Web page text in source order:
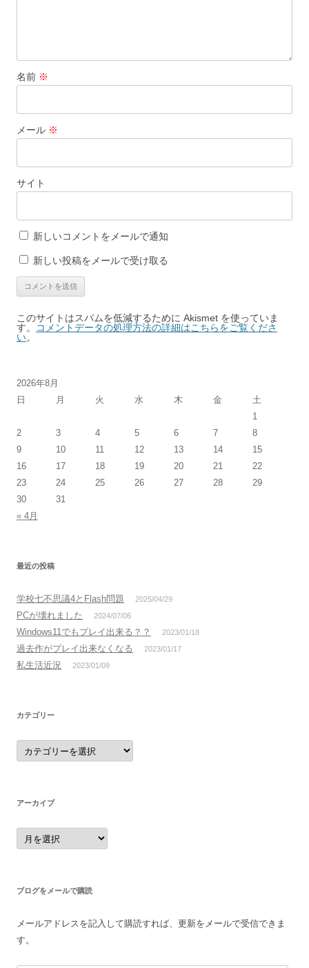
名前 ※
メール ※
サイト
新しいコメントをメールで通知
新しい投稿をメールで受け取る
このサイトはスパムを低減するために Akismet を使っていま
す。
コメントデータの処理方法の詳細はこちらをご覧くださ
い。
2026年8月
日
月 火 水 木 金
土
1
2
3 4 5 6 7
8
9
10 11 12 13 14
15
16
17 18 19 20 21
22
23
24 25 26 27 28
29
30
31
« 4月
最近の投稿
学校七不思議4とFlash問題 2025/04/29
PCが壊れました 2024/07/06
Windows11でもプレイ出来る？？ 2023/01/18
過去作がプレイ出来なくなる 2023/01/17
私生活近況 2023/01/09
カテゴリー
カ
テ
ゴ
アーカイブ
ア
ー
カ
ブログをメールで購読
メールアドレスを記入して購読すれば、更新をメールで受信できま
す。